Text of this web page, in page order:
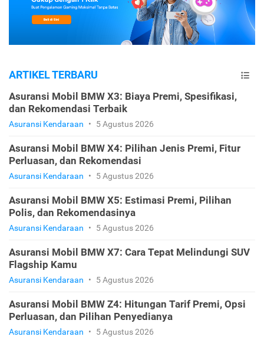
ARTIKEL TERBARU
Asuransi Mobil BMW X3: Biaya Premi, Spesifikasi,
dan Rekomendasi Terbaik
Asuransi Kendaraan • 5 Agustus 2026
Asuransi Mobil BMW X4: Pilihan Jenis Premi, Fitur
Perluasan, dan Rekomendasi
Asuransi Kendaraan • 5 Agustus 2026
Asuransi Mobil BMW X5: Estimasi Premi, Pilihan
Polis, dan Rekomendasinya
Asuransi Kendaraan • 5 Agustus 2026
Asuransi Mobil BMW X7: Cara Tepat Melindungi SUV
Flagship Kamu
Asuransi Kendaraan • 5 Agustus 2026
Asuransi Mobil BMW Z4: Hitungan Tarif Premi, Opsi
Perluasan, dan Pilihan Penyedianya
Asuransi Kendaraan • 5 Agustus 2026